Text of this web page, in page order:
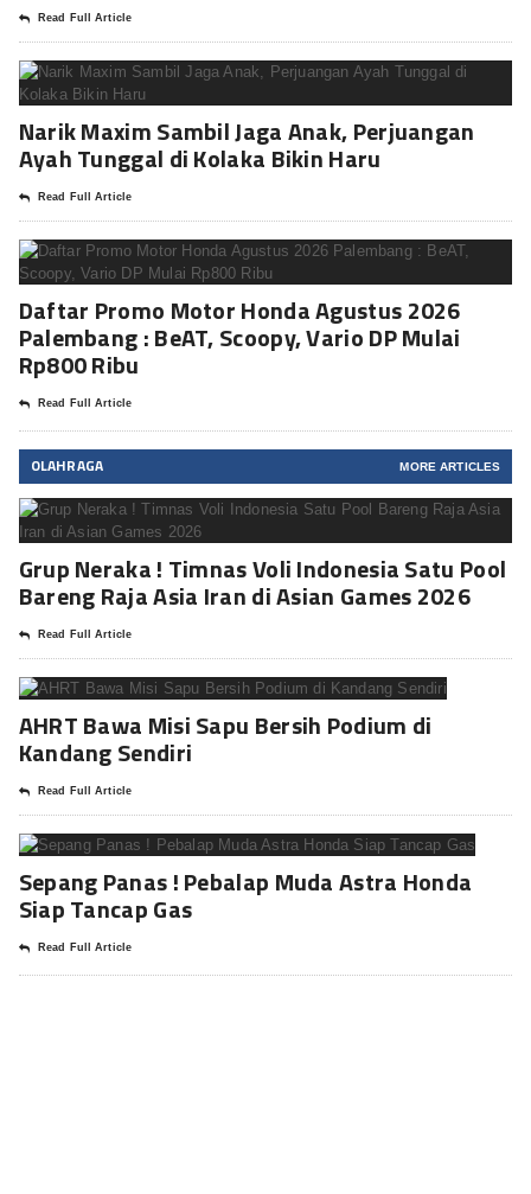
Read Full Article
Narik Maxim Sambil Jaga Anak, Perjuangan
Ayah Tunggal di Kolaka Bikin Haru
Read Full Article
Daftar Promo Motor Honda Agustus 2026
Palembang : BeAT, Scoopy, Vario DP Mulai
Rp800 Ribu
Read Full Article
OLAHRAGA MORE ARTICLES
Grup Neraka ! Timnas Voli Indonesia Satu Pool
Bareng Raja Asia Iran di Asian Games 2026
Read Full Article
AHRT Bawa Misi Sapu Bersih Podium di
Kandang Sendiri
Read Full Article
Sepang Panas ! Pebalap Muda Astra Honda
Siap Tancap Gas
Read Full Article